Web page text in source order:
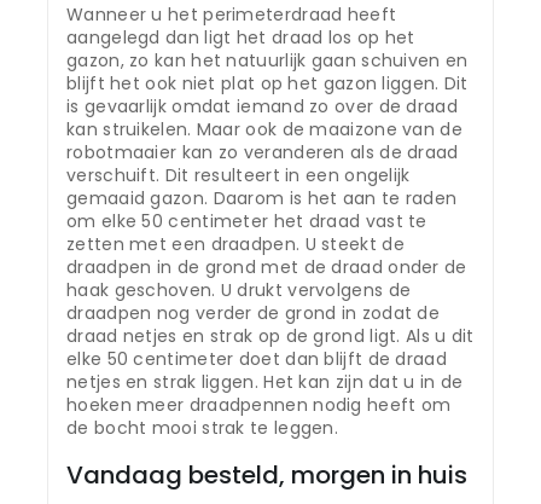
Wanneer u het perimeterdraad heeft
aangelegd dan ligt het draad los op het
gazon, zo kan het natuurlijk gaan schuiven en
blijft het ook niet plat op het gazon liggen. Dit
is gevaarlijk omdat iemand zo over de draad
kan struikelen. Maar ook de maaizone van de
robotmaaier kan zo veranderen als de draad
verschuift. Dit resulteert in een ongelijk
gemaaid gazon. Daarom is het aan te raden
om elke 50 centimeter het draad vast te
zetten met een draadpen. U steekt de
draadpen in de grond met de draad onder de
haak geschoven. U drukt vervolgens de
draadpen nog verder de grond in zodat de
draad netjes en strak op de grond ligt. Als u dit
elke 50 centimeter doet dan blijft de draad
netjes en strak liggen. Het kan zijn dat u in de
hoeken meer draadpennen nodig heeft om
de bocht mooi strak te leggen.
Vandaag besteld, morgen in huis